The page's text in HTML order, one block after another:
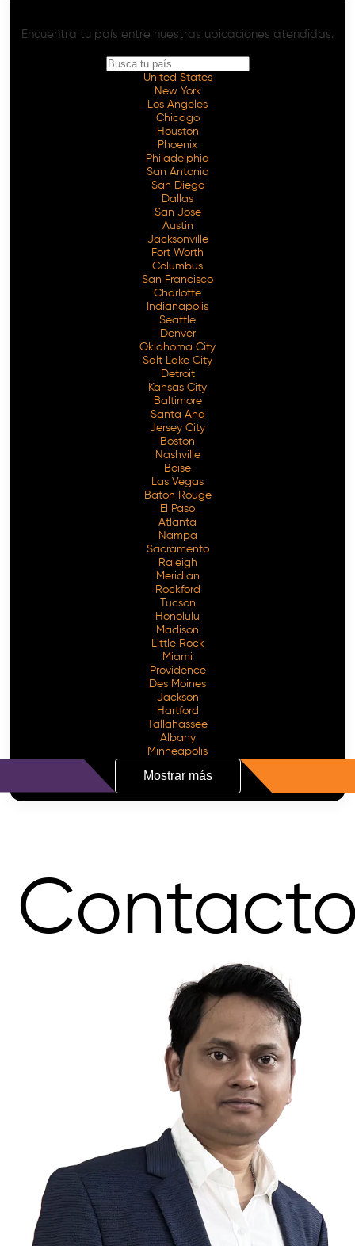
Encuentra tu país entre nuestras ubicaciones atendidas.
United States
New York
Los Angeles
Chicago
Houston
Phoenix
Philadelphia
San Antonio
San Diego
Dallas
San Jose
Austin
Jacksonville
Fort Worth
Columbus
San Francisco
Charlotte
Indianapolis
Seattle
Denver
Oklahoma City
Salt Lake City
Detroit
Kansas City
Baltimore
Santa Ana
Jersey City
Boston
Nashville
Boise
Las Vegas
Baton Rouge
El Paso
Atlanta
Nampa
Sacramento
Raleigh
Meridian
Rockford
Tucson
Honolulu
Madison
Little Rock
Miami
Providence
Des Moines
Jackson
Hartford
Tallahassee
Albany
Minneapolis
Mostrar más